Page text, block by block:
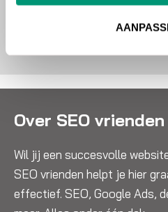
Over SEO vrienden
Wil jij een succesvolle
SEO vrienden helpt je hier
effectief. SEO, Google Ads,